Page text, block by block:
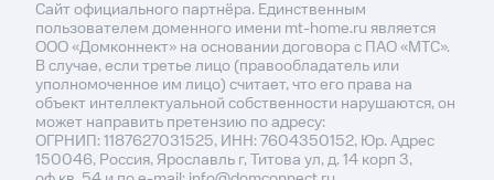
Сайт официального партнёра. Единственным
пользователем доменного имени mt-home.ru является
ООО «Домконнект» на основании договора с ПАО «МТС».
В случае, если третье лицо (правообладатель или
уполномоченное им лицо) считает, что его права на
объект интеллектуальной собственности нарушаются, он
может направить претензию по адресу:
ОГРНИП: 1187627031525, ИНН: 7604350152, Юр. Адрес
150046, Россия, Ярославль г, Титова ул, д. 14 корп 3,